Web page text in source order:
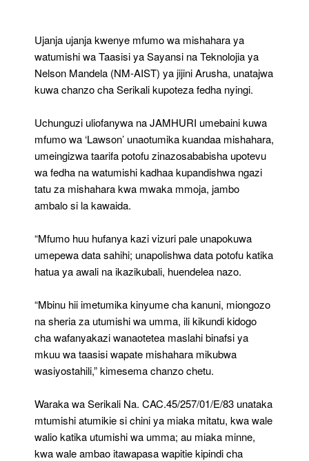
Ujanja ujanja kwenye mfumo wa mishahara ya
watumishi wa Taasisi ya Sayansi na Teknolojia ya
Nelson Mandela (NM-AIST) ya jijini Arusha, unatajwa
kuwa chanzo cha Serikali kupoteza fedha nyingi.
Uchunguzi uliofanywa na JAMHURI umebaini kuwa
mfumo wa ‘Lawson’ unaotumika kuandaa mishahara,
umeingizwa taarifa potofu zinazosababisha upotevu
wa fedha na watumishi kadhaa kupandishwa ngazi
tatu za mishahara kwa mwaka mmoja, jambo
ambalo si la kawaida.
“Mfumo huu hufanya kazi vizuri pale unapokuwa
umepewa data sahihi; unapolishwa data potofu katika
hatua ya awali na ikazikubali, huendelea nazo.
“Mbinu hii imetumika kinyume cha kanuni, miongozo
na sheria za utumishi wa umma, ili kikundi kidogo
cha wafanyakazi wanaotetea maslahi binafsi ya
mkuu wa taasisi wapate mishahara mikubwa
wasiyostahili,” kimesema chanzo chetu.
Waraka wa Serikali Na. CAC.45/257/01/E/83 unataka
mtumishi atumikie si chini ya miaka mitatu, kwa wale
walio katika utumishi wa umma; au miaka minne,
kwa wale ambao itawapasa wapitie kipindi cha